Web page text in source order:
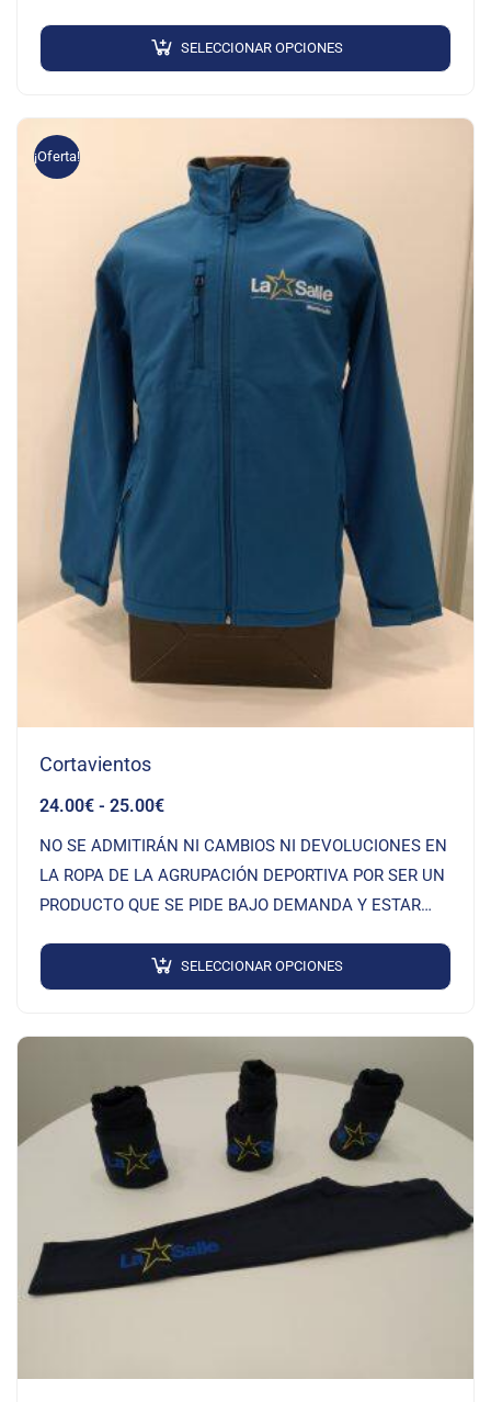
SELECCIONAR OPCIONES
¡Oferta!
Cortavientos
24.00€ - 25.00€
NO SE ADMITIRÁN NI CAMBIOS NI DEVOLUCIONES EN
LA ROPA DE LA AGRUPACIÓN DEPORTIVA POR SER UN
PRODUCTO QUE SE PIDE BAJO DEMANDA Y ESTAR
SELECCIONAR OPCIONES